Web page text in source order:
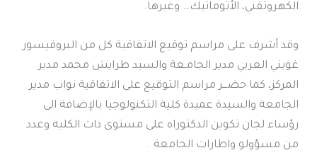
الكهروتقني، الأتوماتيك… وغيرها.
وقد أشرف على مراسم توقيع الاتفاقية كل من البروفيسور
غويني العربي مدير الجامـعة والسيد طرايش محمد مدير
المركز، كما حضـــر مراسم التوقيع على الاتفاقية نواب مدير
الجامعة والسيدة عميدة كلية التكنولوجيا بالإضافة الى
رؤساء لجان تكوين الدكتوراه على مستوى ذات الكلية وعدد
من مسؤولو واطارات الجامعة .